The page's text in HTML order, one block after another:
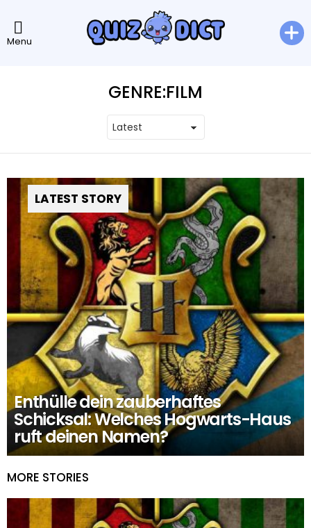
Menu
GENRE:FILM
LATEST STORY
Enthülle dein zauberhaftes
Schicksal: Welches Hogwarts-Haus
ruft deinen Namen?
MORE STORIES